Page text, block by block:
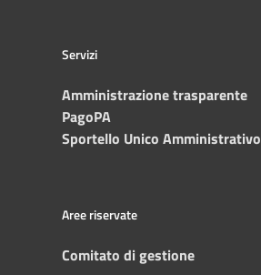
Servizi
Amministrazione trasparente
PagoPA
Sportello Unico Amministrativo
Aree riservate
Comitato di gestione